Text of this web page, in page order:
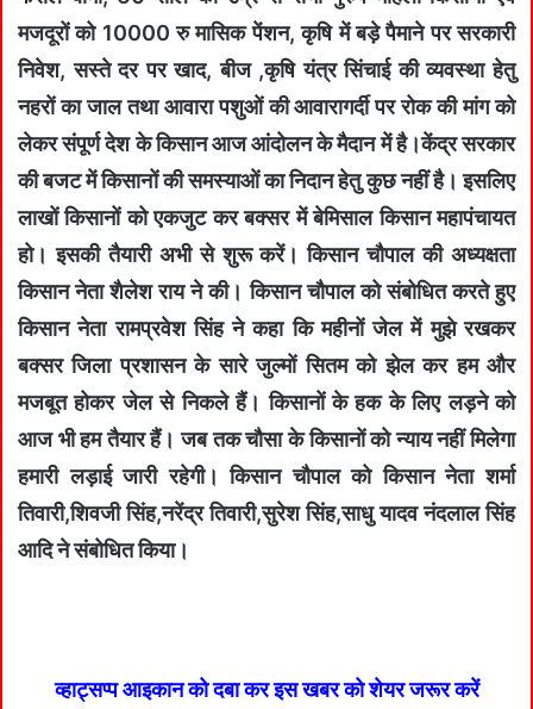
मजदूरों को 10000 रु मासिक पेंशन, कृषि में बड़े पैमाने पर सरकारी
निवेश, सस्ते दर पर खाद, बीज ,कृषि यंत्र सिंचाई की व्यवस्था हेतु
नहरों का जाल तथा आवारा पशुओं की आवारागर्दी पर रोक की मांग को
लेकर संपूर्ण देश के किसान आज आंदोलन के मैदान में है।केंद्र सरकार
की बजट में किसानों की समस्याओं का निदान हेतु कुछ नहीं है। इसलिए
लाखों किसानों को एकजुट कर बक्सर में बेमिसाल किसान महापंचायत
हो। इसकी तैयारी अभी से शुरू करें। किसान चौपाल की अध्यक्षता
किसान नेता शैलेश राय ने की। किसान चौपाल को संबोधित करते हुए
किसान नेता रामप्रवेश सिंह ने कहा कि महीनों जेल में मुझे रखकर
बक्सर जिला प्रशासन के सारे जुल्मों सितम को झेल कर हम और
मजबूत होकर जेल से निकले हैं। किसानों के हक के लिए लड़ने को
आज भी हम तैयार हैं। जब तक चौसा के किसानों को न्याय नहीं मिलेगा
हमारी लड़ाई जारी रहेगी। किसान चौपाल को किसान नेता शर्मा
तिवारी,शिवजी सिंह,नरेंद्र तिवारी,सुरेश सिंह,साधु यादव नंदलाल सिंह
आदि ने संबोधित किया।
व्हाट्सप्प आइकान को दबा कर इस खबर को शेयर जरूर करें